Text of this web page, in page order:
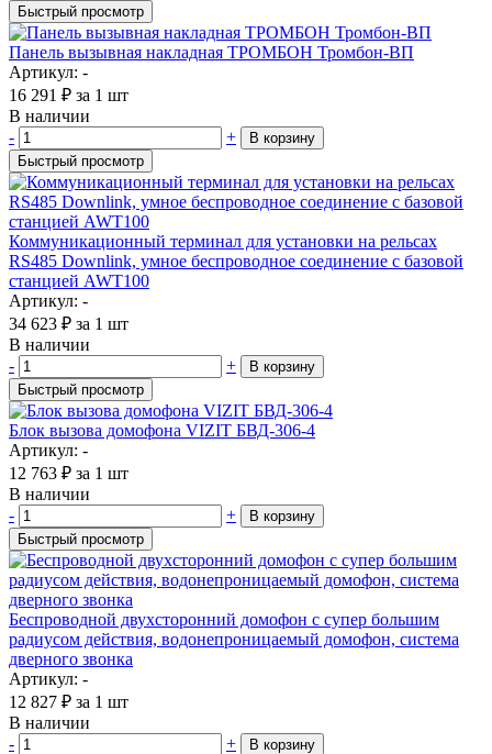
Быстрый просмотр
Панель вызывная накладная ТРОМБОН Тромбон-ВП
Артикул: -
16 291 ₽ за 1 шт
В наличии
-
+
В корзину
Быстрый просмотр
Коммуникационный терминал для установки на рельсах
RS485 Downlink, умное беспроводное соединение с базовой
станцией AWT100
Артикул: -
34 623 ₽ за 1 шт
В наличии
-
+
В корзину
Быстрый просмотр
Блок вызова домофона VIZIT БВД-306-4
Артикул: -
12 763 ₽ за 1 шт
В наличии
-
+
В корзину
Быстрый просмотр
Беспроводной двухсторонний домофон с супер большим
радиусом действия, водонепроницаемый домофон, система
дверного звонка
Артикул: -
12 827 ₽ за 1 шт
В наличии
-
+ В корзину